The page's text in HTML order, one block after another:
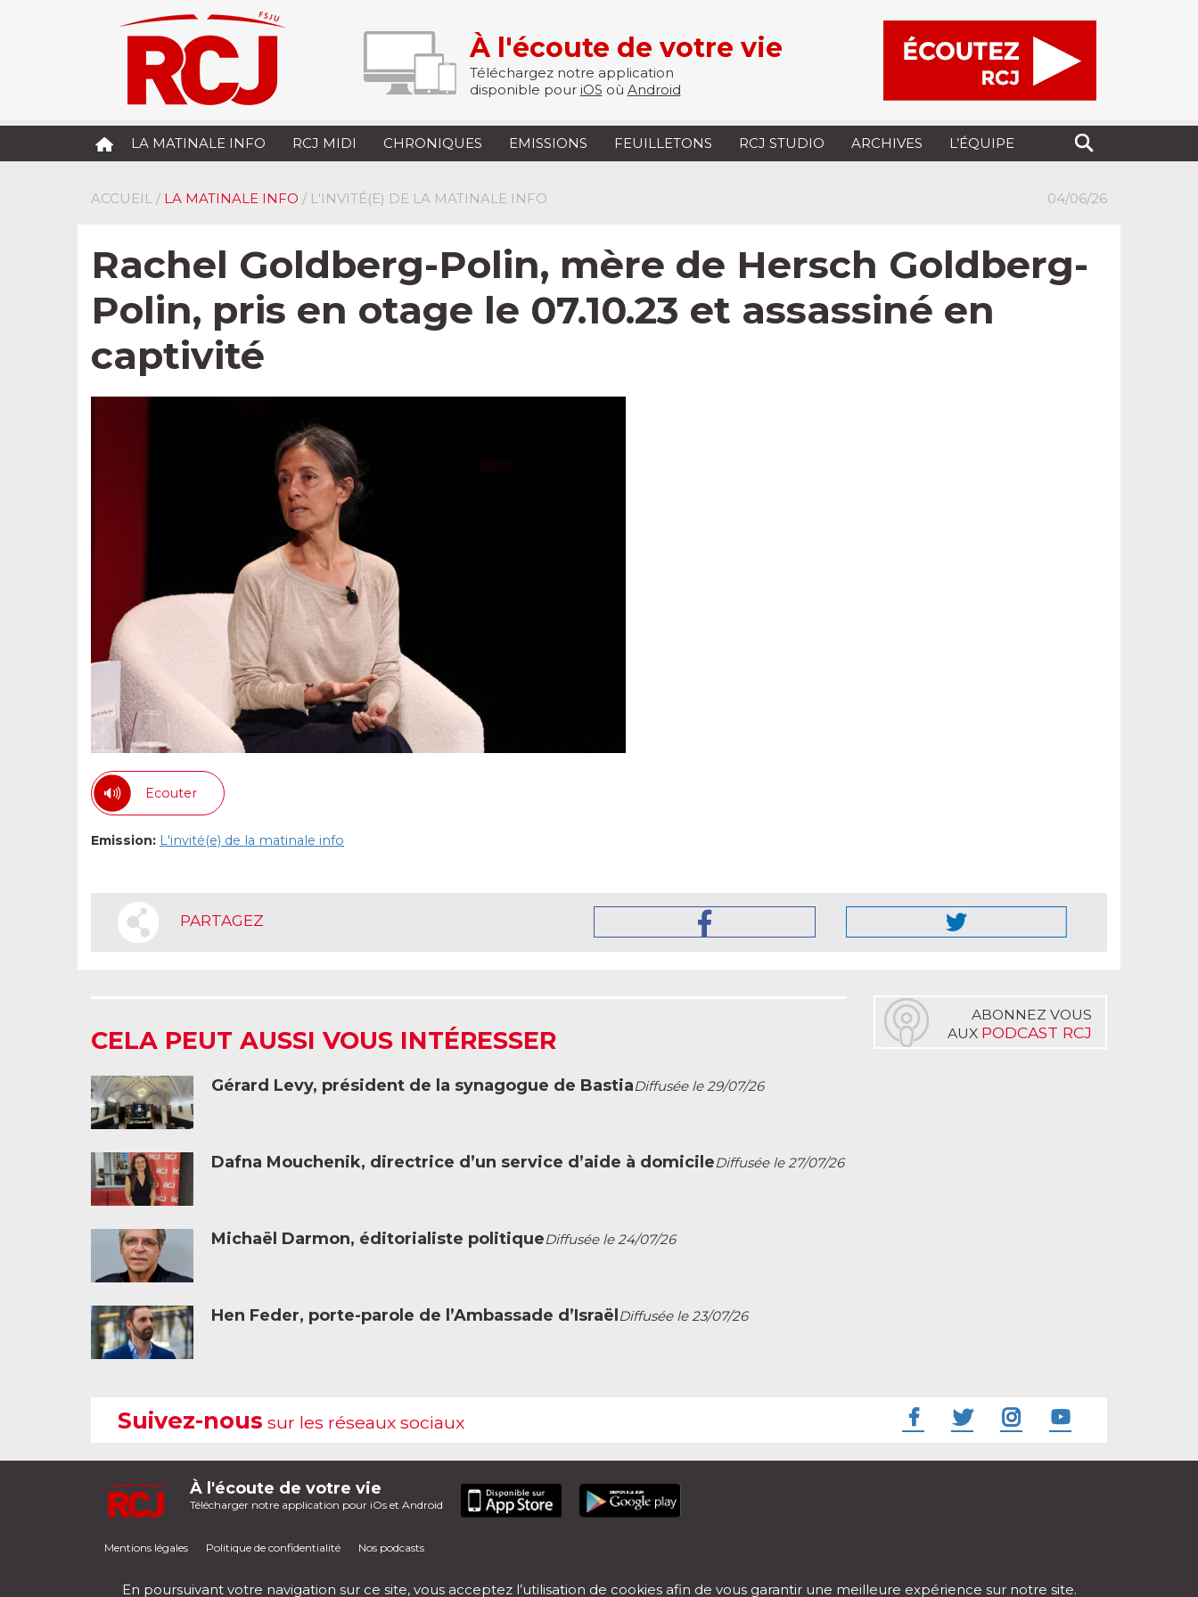
À l'écoute de votre vie
Téléchargez notre application
disponible pour iOS où Android
LA MATINALE INFO RCJ MIDI CHRONIQUES EMISSIONS FEUILLETONS RCJ STUDIO ARCHIVES L’ÉQUIPE
ACCUEIL / LA MATINALE INFO / L'INVITÉ(E) DE LA MATINALE INFO 04/06/26
Rachel Goldberg-Polin, mère de Hersch Goldberg-
Polin, pris en otage le 07.10.23 et assassiné en
captivité
Ecouter
Emission: L'invité(e) de la matinale info
PARTAGEZ
CELA PEUT AUSSI VOUS INTÉRESSER
Gérard Levy, président de la synagogue de BastiaDiffusée le 29/07/26
Dafna Mouchenik, directrice d’un service d’aide à domicileDiffusée le 27/07/26
Michaël Darmon, éditorialiste politiqueDiffusée le 24/07/26
Hen Feder, porte-parole de l’Ambassade d’Israël Diffusée le 23/07/26
ABONNEZ VOUS
AUX PODCAST RCJ
Suivez-nous sur les réseaux sociaux
À l'écoute de votre vie
Télécharger notre application pour iOs et Android
Mentions légales Politique de confidentialité Nos podcasts
En poursuivant votre navigation sur ce site, vous acceptez l’utilisation de cookies afin de vous garantir une meilleure expérience sur notre site.